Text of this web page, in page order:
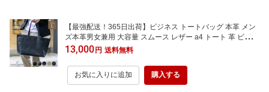
【最強配送！365日出荷】ビジネス トートバッグ 本革 メン
ズ本革男女兼用 大容量 スムース レザー a4 トート 革 ビジネ
ス トートバック 通勤 おしゃれ 軽い 黒 ブラック 通学 ビジネ
スバッグ 肩掛け 本革 トートバッグ ファスナー付き 大容量
トートバッグ 大きめ L CRM04
13,000円 送料無料
お気に入りに追加 購入する